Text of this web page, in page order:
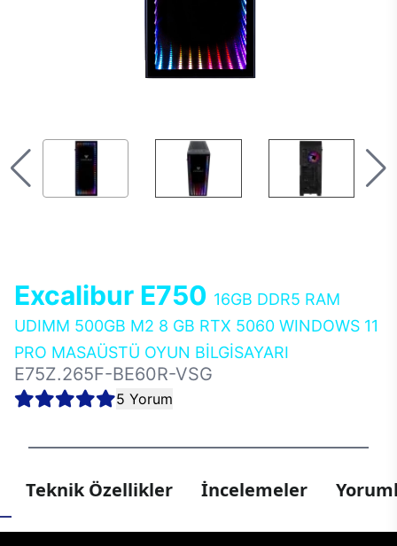
Excalibur E750 16GB DDR5 RAM
UDIMM 500GB M2 8 GB RTX 5060 WINDOWS 11
PRO MASAÜSTÜ OYUN BİLGİSAYARI
E75Z.265F-BE60R-VSG
5 Yorum
Teknik Özellikler İncelemeler